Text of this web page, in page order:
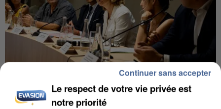
INCENDIES : L’ÎLE-DE-FRANCE LANCE UN ÉLAN
DE SOLIDARITÉ AVEC LES...
Le respect de votre vie privée est
notre priorité
Continuer sans accepter